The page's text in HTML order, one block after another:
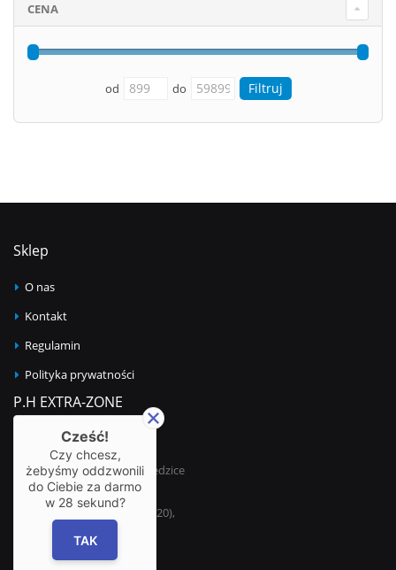
CENA
od do
Sklep
O nas
Kontakt
Regulamin
Polityka prywatności
P.H EXTRA-ZONE
Adres:
ul. Bestwińska 21
43-502 Czechowice-Dziedzice
Telefon:
32 215 69 64 (w godz. 8-20),
Adres e-mail:
Cześć!
Czy chcesz,
żebyśmy oddzwonili
do Ciebie za darmo
w 28 sekund?
TAK